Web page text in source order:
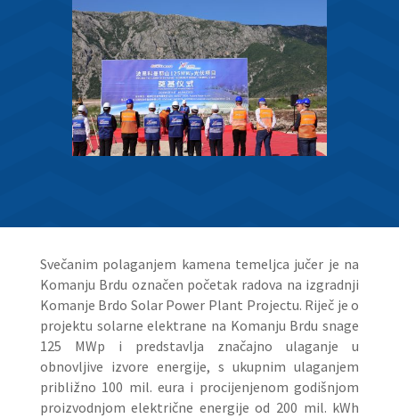
Svečanim polaganjem kamena temeljca jučer je na
Komanju Brdu označen početak radova na izgradnji
Komanje Brdo Solar Power Plant Projectu. Riječ je o
projektu solarne elektrane na Komanju Brdu snage
125 MWp i predstavlja značajno ulaganje u
obnovljive izvore energije, s ukupnim ulaganjem
približno 100 mil. eura i procijenjenom godišnjom
proizvodnjom električne energije od 200 mil. kWh